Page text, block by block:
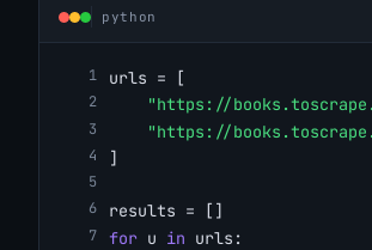
python
urls = [
"https://
"https://
]
results = []
for u in urls: